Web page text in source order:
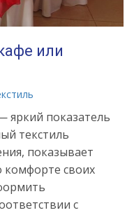
или
яркий показатель
текстиль
показывает
комфорте своих
с